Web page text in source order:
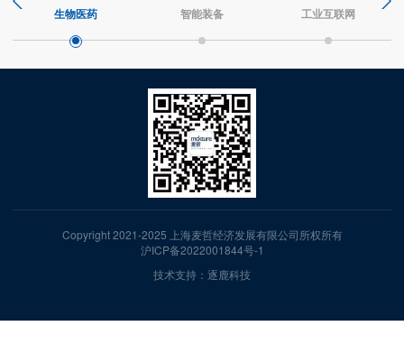
生物医药 智能装备 工业互联网
Copyright 2021-2025 上海麦哲经济发展有限公司所权所有
沪ICP备2022001844号-1
技术支持：逐鹿科技